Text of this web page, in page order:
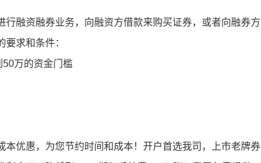
行融资融券业务，向融资方借款来购买证券，或者向融券方
求和条件：
50万的资金门槛
本优惠，为您节约时间和成本！开户首选我司，上市老牌券